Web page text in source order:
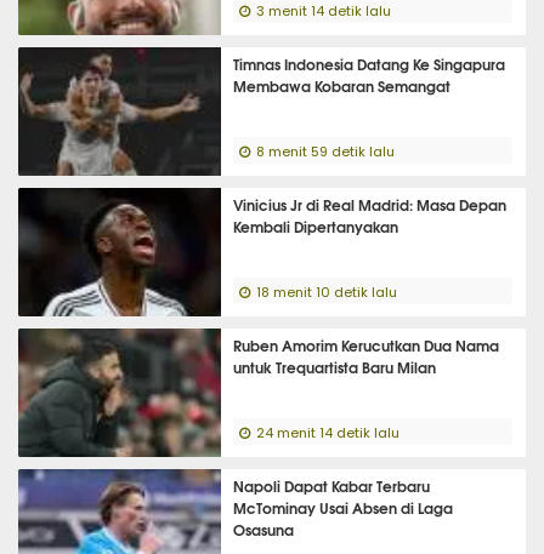
3 menit 14 detik lalu
Timnas Indonesia Datang Ke Singapura
Membawa Kobaran Semangat
8 menit 59 detik lalu
Vinicius Jr di Real Madrid: Masa Depan
Kembali Dipertanyakan
18 menit 10 detik lalu
Ruben Amorim Kerucutkan Dua Nama
untuk Trequartista Baru Milan
24 menit 14 detik lalu
Napoli Dapat Kabar Terbaru
McTominay Usai Absen di Laga
Osasuna